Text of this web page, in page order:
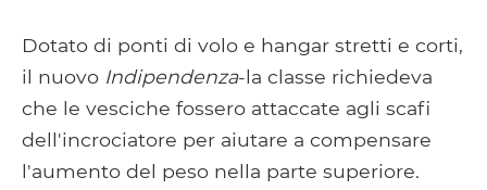
Dotato di ponti di volo e hangar stretti e corti,
il nuovo Indipendenza-la classe richiedeva
che le vesciche fossero attaccate agli scafi
dell'incrociatore per aiutare a compensare
l'aumento del peso nella parte superiore.